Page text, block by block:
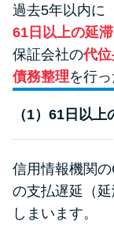
過去5年以内に
61日以上の延滞
保証会社の代
債務整理を行っ
（1）61日以
信用情報機関
の支払遅延（
しまいます。